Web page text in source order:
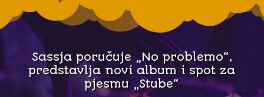
Sassja poručuje „No problemo“,
predstavlja novi album i spot za
pjesmu „Stube“